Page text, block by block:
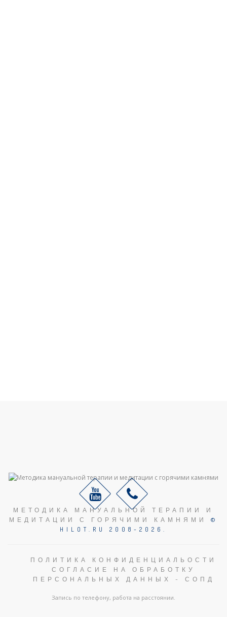
МЕТОДИКА МАНУАЛЬНОЙ ТЕРАПИИ И
МЕДИТАЦИИ С ГОРЯЧИМИ КАМНЯМИ
©
HILOT.RU 2008-2026.
ПОЛИТИКА КОНФИДЕНЦИАЛЬОСТИ
СОГЛАСИЕ НА ОБРАБОТКУ
ПЕРСОНАЛЬНЫХ ДАННЫХ - СОПД
Запись по телефону, работа на расстоянии.